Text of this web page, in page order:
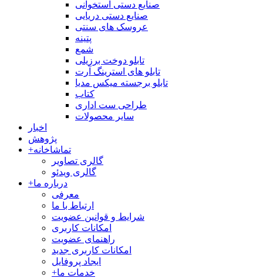
صنایع دستی استخوانی
صنایع دستی دریایی
عروسک های سنتی
پتینه
شمع
تابلو دوخت برزیلی
تابلو های استرینگ آرت
تابلو برجسته میکس مدیا
کتاب
طراحی ست اداری
سایر محصولات
اخبار
پژوهش
+تماشاخانه
گالری تصاویر
گالری ویدئو
+درباره ما
معرفی
ارتباط با ما
شرایط و قوانین عضویت
امکانات کاربری
راهنمای عضویت
امکانات کاربری جدید
ایجاد پروفایل
+خدمات ما